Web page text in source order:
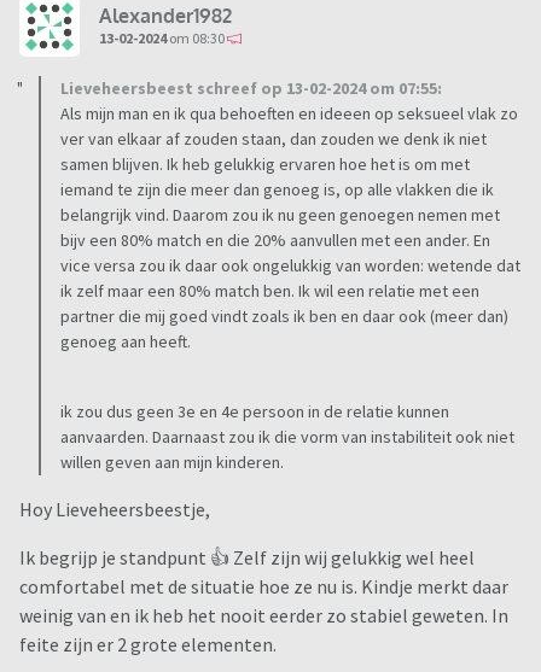
Alexander1982
13-02-2024om 08:30
Lieveheersbeest schreef op 13-02-2024 om 07:55:
Als mijn man en ik qua behoeften en ideeen op seksueel vlak zo
ver van elkaar af zouden staan, dan zouden we denk ik niet
samen blijven. Ik heb gelukkig ervaren hoe het is om met
iemand te zijn die meer dan genoeg is, op alle vlakken die ik
belangrijk vind. Daarom zou ik nu geen genoegen nemen met
bijv een 80% match en die 20% aanvullen met een ander. En
vice versa zou ik daar ook ongelukkig van worden: wetende dat
ik zelf maar een 80% match ben. Ik wil een relatie met een
partner die mij goed vindt zoals ik ben en daar ook (meer dan)
genoeg aan heeft.
ik zou dus geen 3e en 4e persoon in de relatie kunnen
aanvaarden. Daarnaast zou ik die vorm van instabiliteit ook niet
willen geven aan mijn kinderen.
Hoy Lieveheersbeestje,
Ik begrijp je standpunt 👍 Zelf zijn wij gelukkig wel heel
comfortabel met de situatie hoe ze nu is. Kindje merkt daar
weinig van en ik heb het nooit eerder zo stabiel geweten. In
feite zijn er 2 grote elementen.